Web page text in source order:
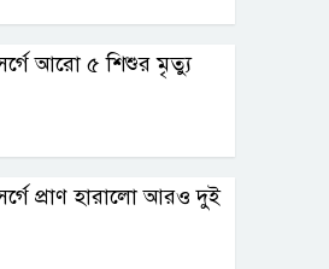
আরো ৫ শিশুর মৃত্যু
প্রাণ হারালো আরও দুই